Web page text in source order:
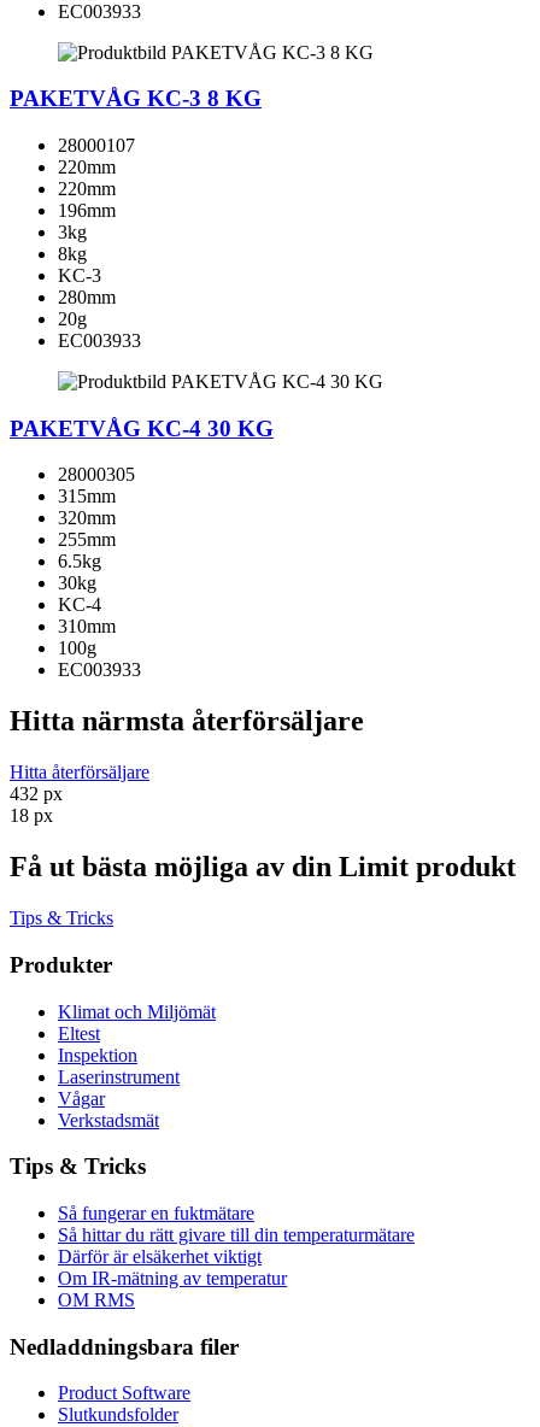
EC003933
PAKETVÅG KC-3 8 KG
28000107
220mm
220mm
196mm
3kg
8kg
KC-3
280mm
20g
EC003933
PAKETVÅG KC-4 30 KG
28000305
315mm
320mm
255mm
6.5kg
30kg
KC-4
310mm
100g
EC003933
Hitta närmsta återförsäljare
Hitta återförsäljare
432 px
18 px
Få ut bästa möjliga av din Limit produkt
Tips & Tricks
Produkter
Klimat och Miljömät
Eltest
Inspektion
Laserinstrument
Vågar
Verkstadsmät
Tips & Tricks
Så fungerar en fuktmätare
Så hittar du rätt givare till din temperaturmätare
Därför är elsäkerhet viktigt
Om IR-mätning av temperatur
OM RMS
Nedladdningsbara filer
Product Software
Slutkundsfolder